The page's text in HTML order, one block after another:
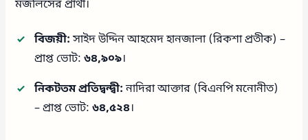
মজলিসের প্রার্থী।
বিজয়ী:সাইদ উদ্দিন আহমেদ হানজালা (রিকশা প্রতীক) –
প্রাপ্ত ভোট:৬৪,৯০৯।
নিকটতম প্রতিদ্বন্দ্বী:নাদিরা আক্তার (বিএনপি মনোনীত)
– প্রাপ্ত ভোট:৬৪,৫২৪।